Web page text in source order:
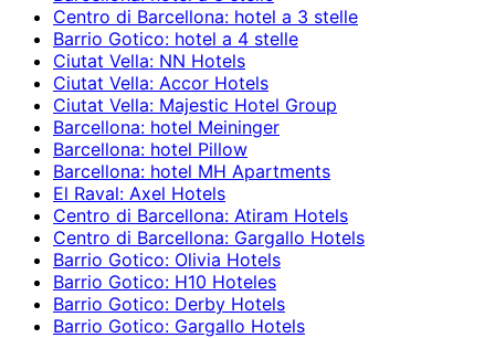
Centro di Barcellona: hotel a 3 stelle
Barrio Gotico: hotel a 4 stelle
Ciutat Vella: NN Hotels
Ciutat Vella: Accor Hotels
Ciutat Vella: Majestic Hotel Group
Barcellona: hotel Meininger
Barcellona: hotel Pillow
Barcellona: hotel MH Apartments
El Raval: Axel Hotels
Centro di Barcellona: Atiram Hotels
Centro di Barcellona: Gargallo Hotels
Barrio Gotico: Olivia Hotels
Barrio Gotico: H10 Hoteles
Barrio Gotico: Derby Hotels
Barrio Gotico: Gargallo Hotels